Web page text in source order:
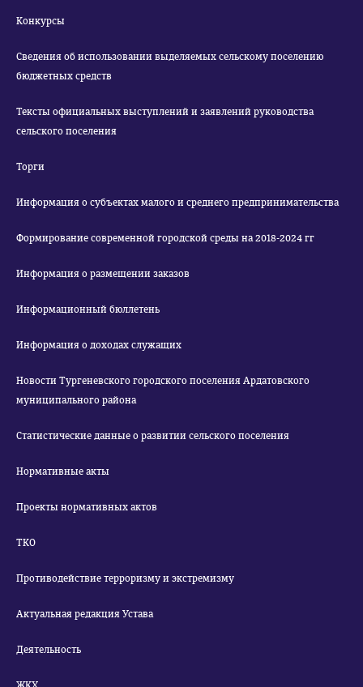
Конкурсы
Сведения об использовании выделяемых сельскому поселению
бюджетных средств
Тексты официальных выступлений и заявлений руководства
сельского поселения
Торги
Информация о субъектах малого и среднего предпринимательства
Формирование современной городской среды на 2018-2024 гг
Информация о размещении заказов
Информационный бюллетень
Информация о доходах служащих
Новости Тургеневского городского поселения Ардатовского
муниципального района
Статистические данные о развитии сельского поселения
Нормативные акты
Проекты нормативных актов
ТКО
Противодействие терроризму и экстремизму
Актуальная редакция Устава
Деятельность